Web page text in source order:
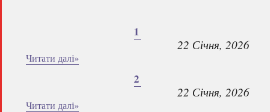
1
22 Січня, 2026
Читати далі»
2
22 Січня, 2026
Читати далі»